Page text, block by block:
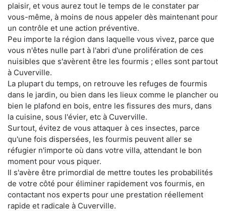
plaisir, et vous aurez tout le temps de le constater par
vous-même, à moins de nous appeler dès maintenant pour
un contrôle et une action préventive.
Peu importe la région dans laquelle vous vivez, parce que
vous n'êtes nulle part à l'abri d'une prolifération de ces
nuisibles que s'avèrent être les fourmis ; elles sont partout
à Cuverville.
La plupart du temps, on retrouve les refuges de fourmis
dans le jardin, ou bien dans les lieux comme le plancher ou
bien le plafond en bois, entre les fissures des murs, dans
la cuisine, sous l'évier, etc à Cuverville.
Surtout, évitez de vous attaquer à ces insectes, parce
qu'une fois dispersées, les fourmis peuvent aller se
réfugier n'importe où dans votre villa, attendant le bon
moment pour vous piquer.
Il s'avère être primordial de mettre toutes les probabilités
de votre côté pour éliminer rapidement vos fourmis, en
contactant nos experts pour une prestation réellement
rapide et radicale à Cuverville.